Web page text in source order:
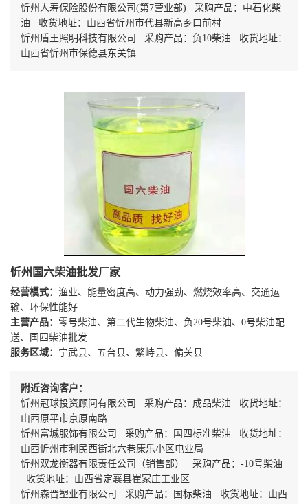
忻州人寿保险股份有限公司(第7营业部) 采购产品：中石化柴
油 收货地址：山西省忻州市代县新高乡口前村
忻州盾王照明科技有限公司 采购产品：负10柴油 收货地址：
山西省忻州市保德县东关镇
忻州国六柴油批发厂家
经营模式： 渔业、能量密度高、动力强劲、燃烧效率高、交通运
输、环保性能好
主营产品： 零号柴油、第二代生物柴油、负20号柴油、0号柴油配
送、国四柴油批发
服务区域： 宁武县、五台县、繁峙县、偏关县
附近咨询客户：
忻州冠球投资顾问有限公司 采购产品：成品柴油 收货地址：
山西原平市京原南路
忻州富城服饰有限公司 采购产品：国四标准柴油 收货地址：
山西忻州市利民西街北六巷康乐小区电业局
忻州双龙衡器有限责任公司（销售部） 采购产品：-10号柴油
收货地址：山西省定襄县崔家庄工业区
忻州森晋塑业有限公司 采购产品：国标柴油 收货地址：山西